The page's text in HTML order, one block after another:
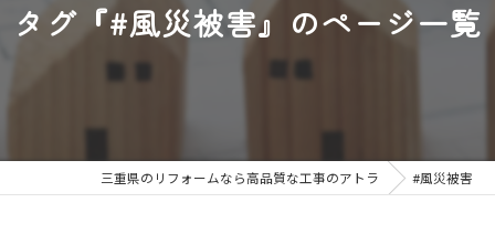
タグ『#風災被害』のページ一覧
三重県のリフォームなら高品質な工事のアトラ #風災被害